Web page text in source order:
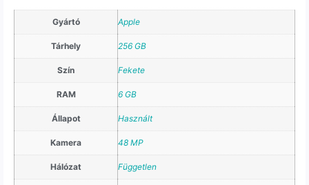
Gyártó Apple
Tárhely 256 GB
Szín Fekete
RAM 6 GB
Állapot Használt
Kamera 48 MP
Hálózat Független